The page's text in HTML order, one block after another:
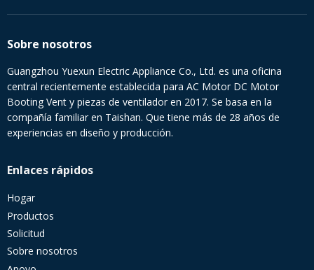
Sobre nosotros
Guangzhou Yuexun Electric Appliance Co., Ltd. es una oficina
central recientemente establecida para AC Motor DC Motor
Booting Vent y piezas de ventilador en 2017. Se basa en la
compañía familiar en Taishan. Que tiene más de 28 años de
experiencias en diseño y producción.
Enlaces rápidos
Hogar
Productos
Solicitud
Sobre nosotros